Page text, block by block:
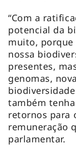
“Com a
potencial da
muito, porque
nossa
presentes,
genomas,
também
retornos para
remuneração
parlamentar.